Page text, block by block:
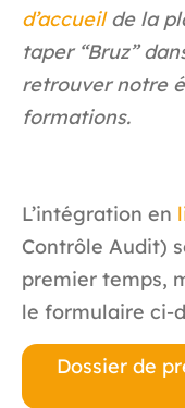
d’accueilde la
taper “Bruz”
retrouver notre
formations.
L’intégration en
Contrôle Audit)
premier temps,
le formulaire ci-
Dossier de